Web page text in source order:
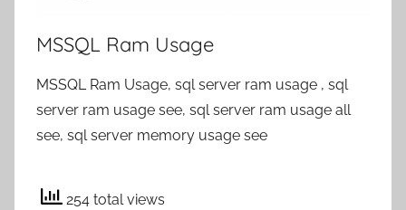
MSSQL Ram Usage
MSSQL Ram Usage, sql server ram usage , sql
server ram usage see, sql server ram usage all
see, sql server memory usage see
254 total views